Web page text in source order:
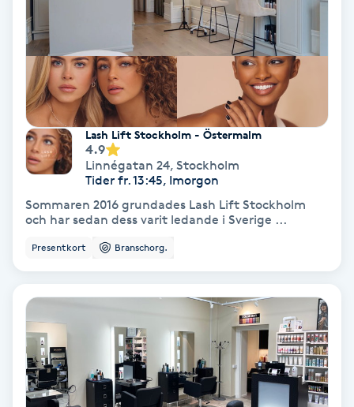
Färgning
Föning
Gel naglar
Gelenaglar
Gellack
Gravidmassage
Gravidyoga
Gruppträning
Lash Lift Stockholm - Östermalm
4.9
Linnégatan 24, Stockholm
Tider fr. 13:45, Imorgon
Sommaren 2016 grundades Lash Lift Stockholm
och har sedan dess varit ledande i Sverige ...
Presentkort Branschorg.